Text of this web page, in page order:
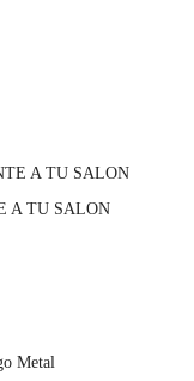
A TU SALON
A TU SALON
Metal